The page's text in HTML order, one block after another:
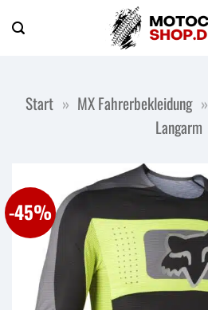
Inhalt
Start » MX Fahrerbekleidung »
Langarm
-45%